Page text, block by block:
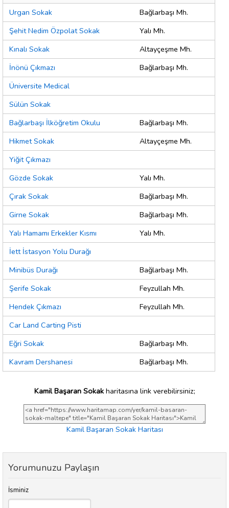
Urgan Sokak
Bağlarbaşı Mh.
Şehit Nedim Özpolat Sokak
Yalı Mh.
Kınalı Sokak
Altayçeşme Mh.
İnönü Çıkmazı
Bağlarbaşı Mh.
Üniversite Medical
Sülün Sokak
Bağlarbaşı İlköğretim Okulu
Bağlarbaşı Mh.
Hikmet Sokak
Altayçeşme Mh.
Yiğit Çıkmazı
Gözde Sokak
Yalı Mh.
Çırak Sokak
Bağlarbaşı Mh.
Girne Sokak
Bağlarbaşı Mh.
Yalı Hamamı Erkekler Kısmı
Yalı Mh.
İett İstasyon Yolu Durağı
Minibüs Durağı
Bağlarbaşı Mh.
Şerife Sokak
Feyzullah Mh.
Hendek Çıkmazı
Feyzullah Mh.
Car Land Carting Pisti
Eğri Sokak
Bağlarbaşı Mh.
Kavram Dershanesi
Bağlarbaşı Mh.
Kamil Başaran Sokakharitasına link verebilirsiniz;
Kamil Başaran Sokak Haritası
Yorumunuzu Paylaşın
İsminiz